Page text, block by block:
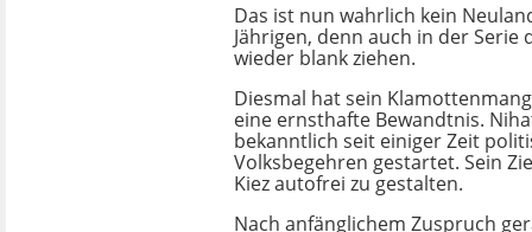
Das ist nun wahrlich kein
Jährigen, denn auch in der
wieder blank ziehen.
Diesmal hat sein
eine ernsthafte Bewandtnis.
bekanntlich seit einiger Zeit
Volksbegehren gestartet. Sein
Kiez autofrei zu gestalten.
Nach anfänglichem Zuspruch